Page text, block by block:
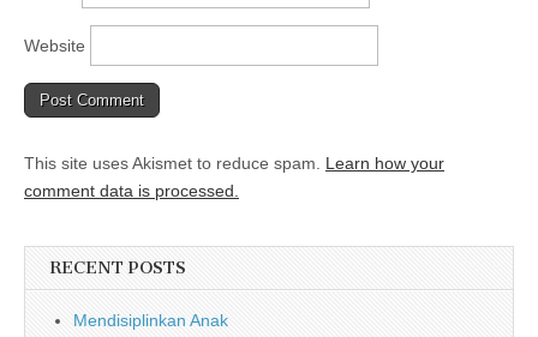
Website
This site uses Akismet to reduce spam. Learn how your
comment data is processed.
RECENT POSTS
Mendisiplinkan Anak